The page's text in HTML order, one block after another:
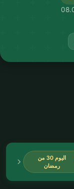
اليوم 30 من
رمضان